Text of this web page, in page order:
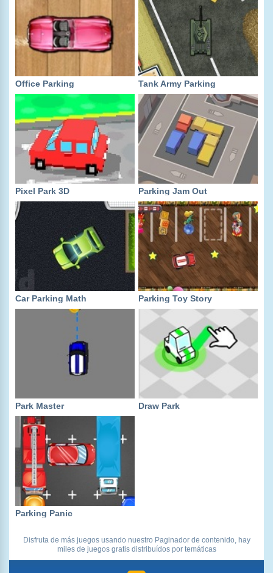
Office Parking Tank Army Parking
Pixel Park 3D Parking Jam Out
Car Parking Math Parking Toy Story
Park Master Draw Park
Parking Panic
Disfruta de más juegos usando nuestro Paginador de contenido, hay
miles de juegos gratis distribuídos por temáticas